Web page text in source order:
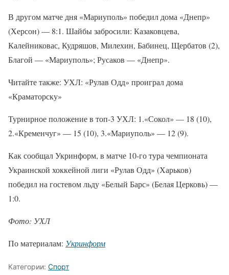
В другом матче дня «Мариуполь» победил дома «Днепр»
(Херсон) — 8:1. Шайбы забросили: Казаковцева,
Калейниковас, Кудряшов, Милехин, Бабинец, Щербатов (2),
Благой — «Мариуполь»; Русаков — «Днепр».
Читайте также: УХЛ: «Рулав Одд» проиграл дома
«Краматорску»
Турнирное положение в топ-3 УХЛ: 1.«Сокол» — 18 (10),
2.«Кременчуг» — 15 (10), 3.«Мариуполь» — 12 (9).
Как сообщал Укринформ, в матче 10-го тура чемпионата
Украинской хоккейной лиги «Рулав Одд» (Харьков)
победил на гостевом льду «Белый Барс» (Белая Церковь) —
1:0.
Фото: УХЛ
По материалам: Укринформ
Категории: Спорт